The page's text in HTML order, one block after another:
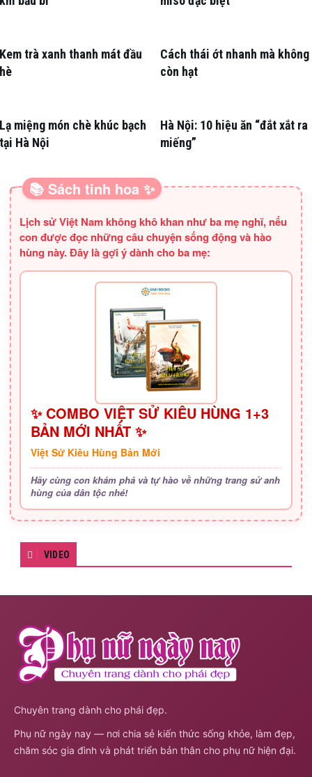
Kem trà xanh thanh mát đầu
hè
Cách thái ớt nhanh mà không
còn hạt
Lạ miệng món chè khúc bạch
tại Hà Nội
Hà Nội: 10 hiệu ăn “đắt xắt ra
miếng”
SÁCH HAY CHO BA MẸ
📚 Sách tinh hoa ✨
Lịch sử Việt Nam không khô khan như ba mẹ nghĩ, nếu
con được đọc những câu chuyện sống động và hào
hùng này. Đây là gợi ý dành cho ba mẹ:
✨ COMBO VIỆT SỬ KIÊU HÙNG 1+3
BẢN MỚI NHẤT ✨
Việt Sử Kiêu Hùng Bản Mới
Hãy cùng con khám phá và tự hào về những trang sử anh
hùng của dân tộc nhé!
VIDEO
Chuyên trang dành cho phái đẹp.
Phụ nữ ngày nay — nơi chia sẻ kiến thức sống khỏe, làm đẹp,
chăm sóc gia đình và phát triển bản thân cho phụ nữ hiện đại.